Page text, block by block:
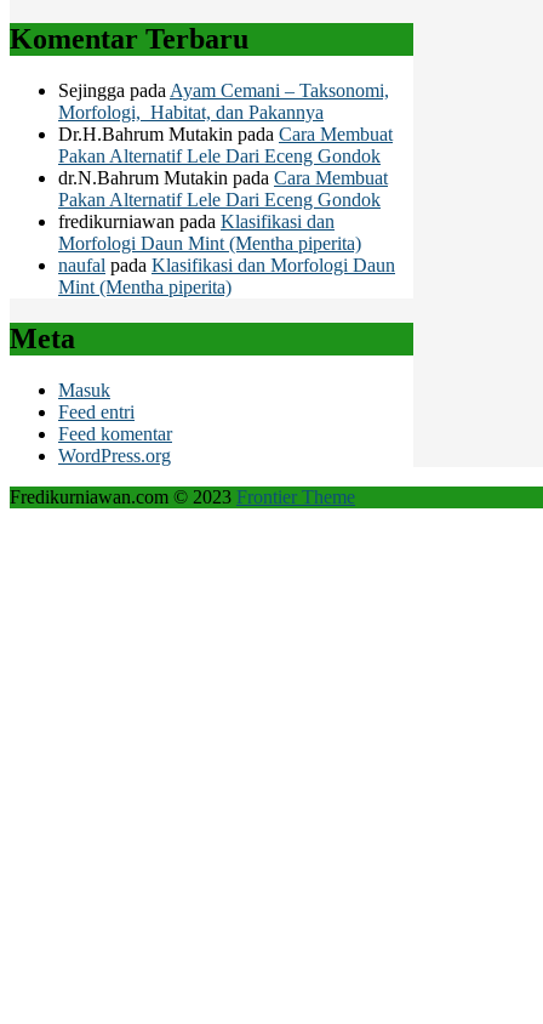
Komentar Terbaru
Sejingga pada Ayam Cemani – Taksonomi,
Morfologi, Habitat, dan Pakannya
Dr.H.Bahrum Mutakin pada Cara Membuat
Pakan Alternatif Lele Dari Eceng Gondok
dr.N.Bahrum Mutakin pada Cara Membuat
Pakan Alternatif Lele Dari Eceng Gondok
fredikurniawan pada Klasifikasi dan
Morfologi Daun Mint (Mentha piperita)
naufal pada Klasifikasi dan Morfologi Daun
Mint (Mentha piperita)
Meta
Masuk
Feed entri
Feed komentar
WordPress.org
Fredikurniawan.com © 2023 Frontier Theme